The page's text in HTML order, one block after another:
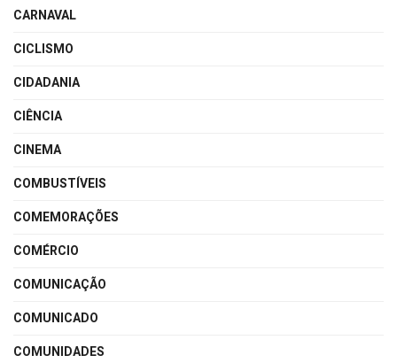
CARNAVAL
CICLISMO
CIDADANIA
CIÊNCIA
CINEMA
COMBUSTÍVEIS
COMEMORAÇÕES
COMÉRCIO
COMUNICAÇÃO
COMUNICADO
COMUNIDADES